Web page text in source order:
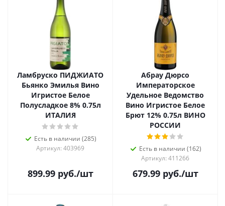
Ламбруско ПИДЖИАТО
Бьянко Эмилья Вино
Игристое Белое
Полусладкое 8% 0.75л
ИТАЛИЯ
Есть в наличии (285)
Артикул: 403969
899.99руб./шт
Абрау Дюрсо
Императорское
Удельное Ведомство
Вино Игристое Белое
Брют 12% 0.75л ВИНО
РОССИИ
Есть в наличии (162)
Артикул: 411266
679.99руб./шт